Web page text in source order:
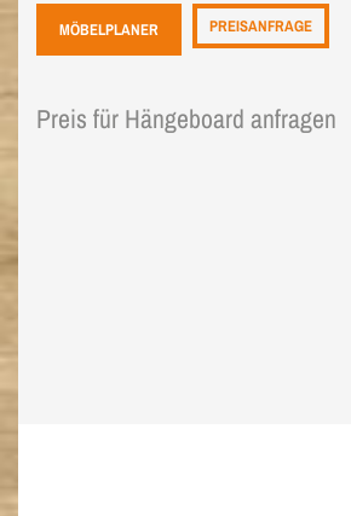
MÖBELPLANER PREISANFRAGE
Preis für Hängeboard anfragen